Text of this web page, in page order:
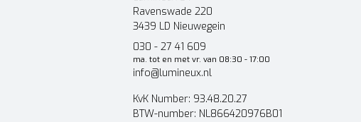
Ravenswade 220
3439 LD Nieuwegein
030 - 27 41 609
ma. tot en met vr. van 08:30 - 17:00
info@lumineux.nl
KvK Number: 93.48.20.27
BTW-number: NL866420976B01